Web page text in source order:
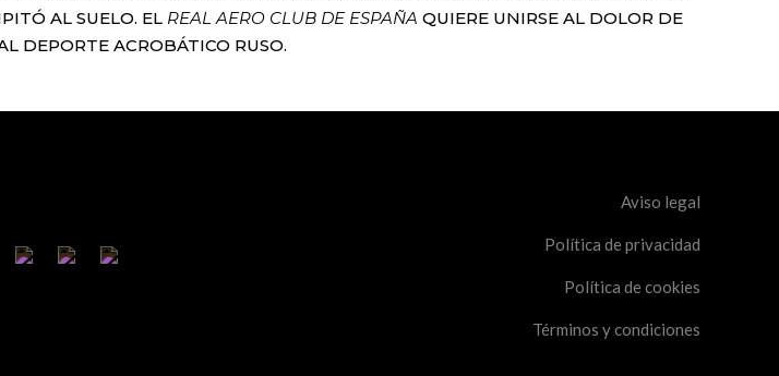
AL SUELO. EL REAL AERO CLUB DE ESPAÑA QUIERE UNIRSE AL DOLOR DE
DEPORTE ACROBÁTICO RUSO.
Aviso legal
Política de privacidad
Política de cookies
Términos y condiciones